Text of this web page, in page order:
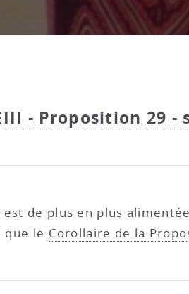
- Proposition 29 -
de plus en plus
que le Corollaire de la